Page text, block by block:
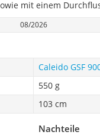
mit einem
08/2026
Caleido GSF
550 g
103 cm
Nachteile